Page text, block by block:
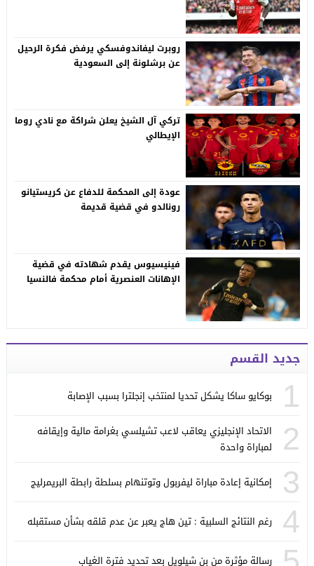
روبرت ليفاندوفسكي يرفض فكرة الرحيل
عن برشلونة إلى السعودية
تركي آل الشيخ يعلن شراكة مع نادي روما
الإيطالي
عودة إلى المحكمة للدفاع عن كريستيانو
رونالدو في قضية قديمة
فينيسيوس يقدم شهادته في قضية
الإهانات العنصرية أمام محكمة فالنسيا
جديد القسم
1 بوكايو ساكا يشكل تحديا لمنتخب إنجلترا بسبب الإصابة
2
الاتحاد الإنجليزي يعاقب لاعب تشيلسي بغرامة مالية وإيقافه
لمباراة واحدة
3 إمكانية إعادة مباراة ليفربول وتوتنهام بسلطة رابطة البريمرليج
4 رغم النتائج السلبية : تين هاج يعبر عن عدم قلقه بشأن مستقبله
رسالة مؤثرة من بن شيلويل بعد تحديد فترة الغياب